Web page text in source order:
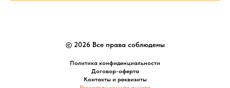
© 2026 Все права соблюдены
Политика конфиденциальности
Договор-оферта
Контакты и реквизиты